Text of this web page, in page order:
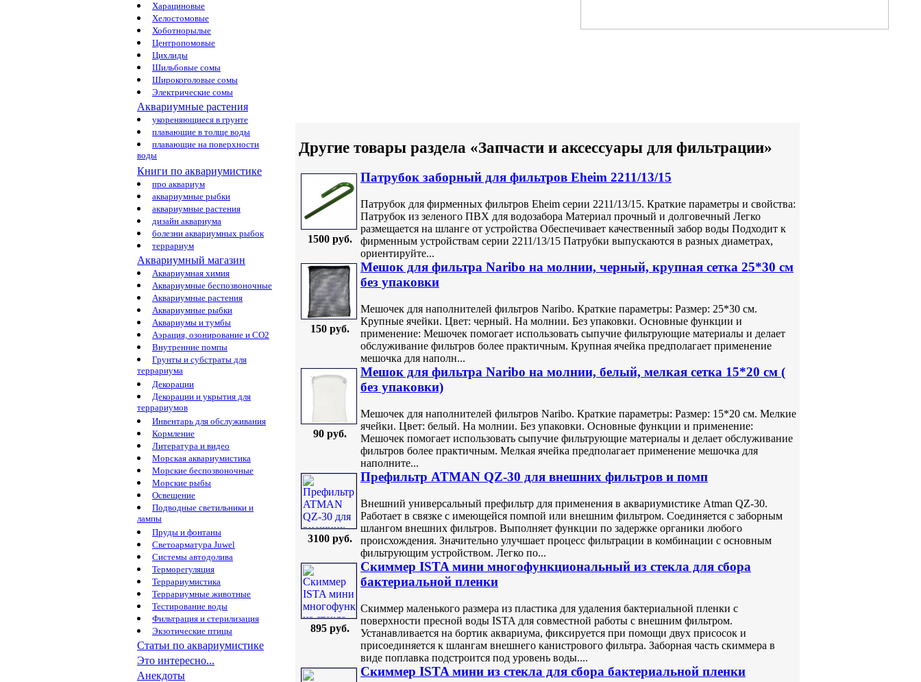
Харациновые
Хелостомовые
Хоботнорылые
Центропомовые
Цихлиды
Шильбовые сомы
Широкоголовые сомы
Электрические сомы
Аквариумные растения
укореняющиеся в грунте
плавающие в толще воды
плавающие на поверхности
воды
Книги по аквариумистике
про аквариум
аквариумные рыбки
аквариумные растения
дизайн аквариума
болезни аквариумных рыбок
террариум
Аквариумный магазин
Аквариумная химия
Аквариумные беспозвоночные
Аквариумные растения
Аквариумные рыбки
Аквариумы и тумбы
Аэрация, озонирование и CO2
Внутренние помпы
Грунты и субстраты для
террариума
Декорации
Декорации и укрытия для
террариумов
Инвентарь для обслуживания
Кормление
Литература и видео
Морская аквариумистика
Морские беспозвоночные
Морские рыбы
Освещение
Подводные светильники и
лампы
Пруды и фонтаны
Светоарматура Juwel
Системы автодолива
Терморегуляция
Террариумистика
Террариумные животные
Тестирование воды
Фильтрация и стерилизация
Экзотические птицы
Статьи по аквариумистике
Это интересно...
Анекдоты
Другие товары раздела «Запчасти и аксессуары для фильтрации»
1500 руб.
Патрубок заборный для фильтров Eheim 2211/13/15
Патрубок для фирменных фильтров Eheim серии 2211/13/15. Краткие параметры и свойства:
Патрубок из зеленого ПВХ для водозабора Материал прочный и долговечный Легко
размещается на шланге от устройства Обеспечивает качественный забор воды Подходит к
фирменным устройствам серии 2211/13/15 Патрубки выпускаются в разных диаметрах,
ориентируйте...
150 руб.
Мешок для фильтра Naribo на молнии, черный, крупная сетка 25*30 см
без упаковки
Мешочек для наполнителей фильтров Naribo. Краткие параметры: Размер: 25*30 см.
Крупные ячейки. Цвет: черный. На молнии. Без упаковки. Основные функции и
применение: Мешочек помогает использовать сыпучие фильтрующие материалы и делает
обслуживание фильтров более практичным. Крупная ячейка предполагает применение
мешочка для наполн...
90 руб.
Мешок для фильтра Naribo на молнии, белый, мелкая сетка 15*20 см (
без упаковки)
Мешочек для наполнителей фильтров Naribo. Краткие параметры: Размер: 15*20 см. Мелкие
ячейки. Цвет: белый. На молнии. Без упаковки. Основные функции и применение:
Мешочек помогает использовать сыпучие фильтрующие материалы и делает обслуживание
фильтров более практичным. Мелкая ячейка предполагает применение мешочка для
наполните...
3100 руб.
Префильтр ATMAN QZ-30 для внешниx фильтров и помп
Внешний универсальный префильтр для применения в аквариумистике Atman QZ-30.
Работает в связке с имеющейся помпой или внешним фильтром. Соединяется с заборным
шлангом внешних фильтров. Выполняет функции по задержке органики любого
происхождения. Значительно улучшает процесс фильтрации в комбинации с основным
фильтрующим устройством. Легко по...
895 руб.
Скиммер ISTA мини многофункциональный из стекла для сбора
бактериальной пленки
Скиммер маленького размера из пластика для удаления бактериальной пленки с
поверхности пресной воды ISTA для совместной работы с внешним фильтром.
Устанавливается на бортик аквариума, фиксируется при помощи двух присосок и
присоединяется к шлангам внешнего канистрового фильтра. Заборная часть скиммера в
виде поплавка подстроится под уровень воды....
Скиммер ISTA мини из стекла для сбора бактериальной пленки